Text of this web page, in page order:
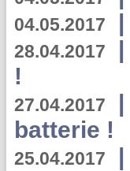
04.05.2017 |
28.04.2017 |
!
27.04.2017 |
batterie !
25.04.2017 |